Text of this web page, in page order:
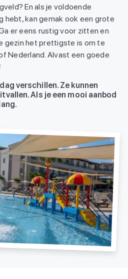
En als je voldoende
hebt, kan gemak ook een grote
er eens rustig voor zitten en
gezin het prettigste is om te
Nederland. Alvast een goede
verschillen. Ze kunnen
Als je een mooi aanbod